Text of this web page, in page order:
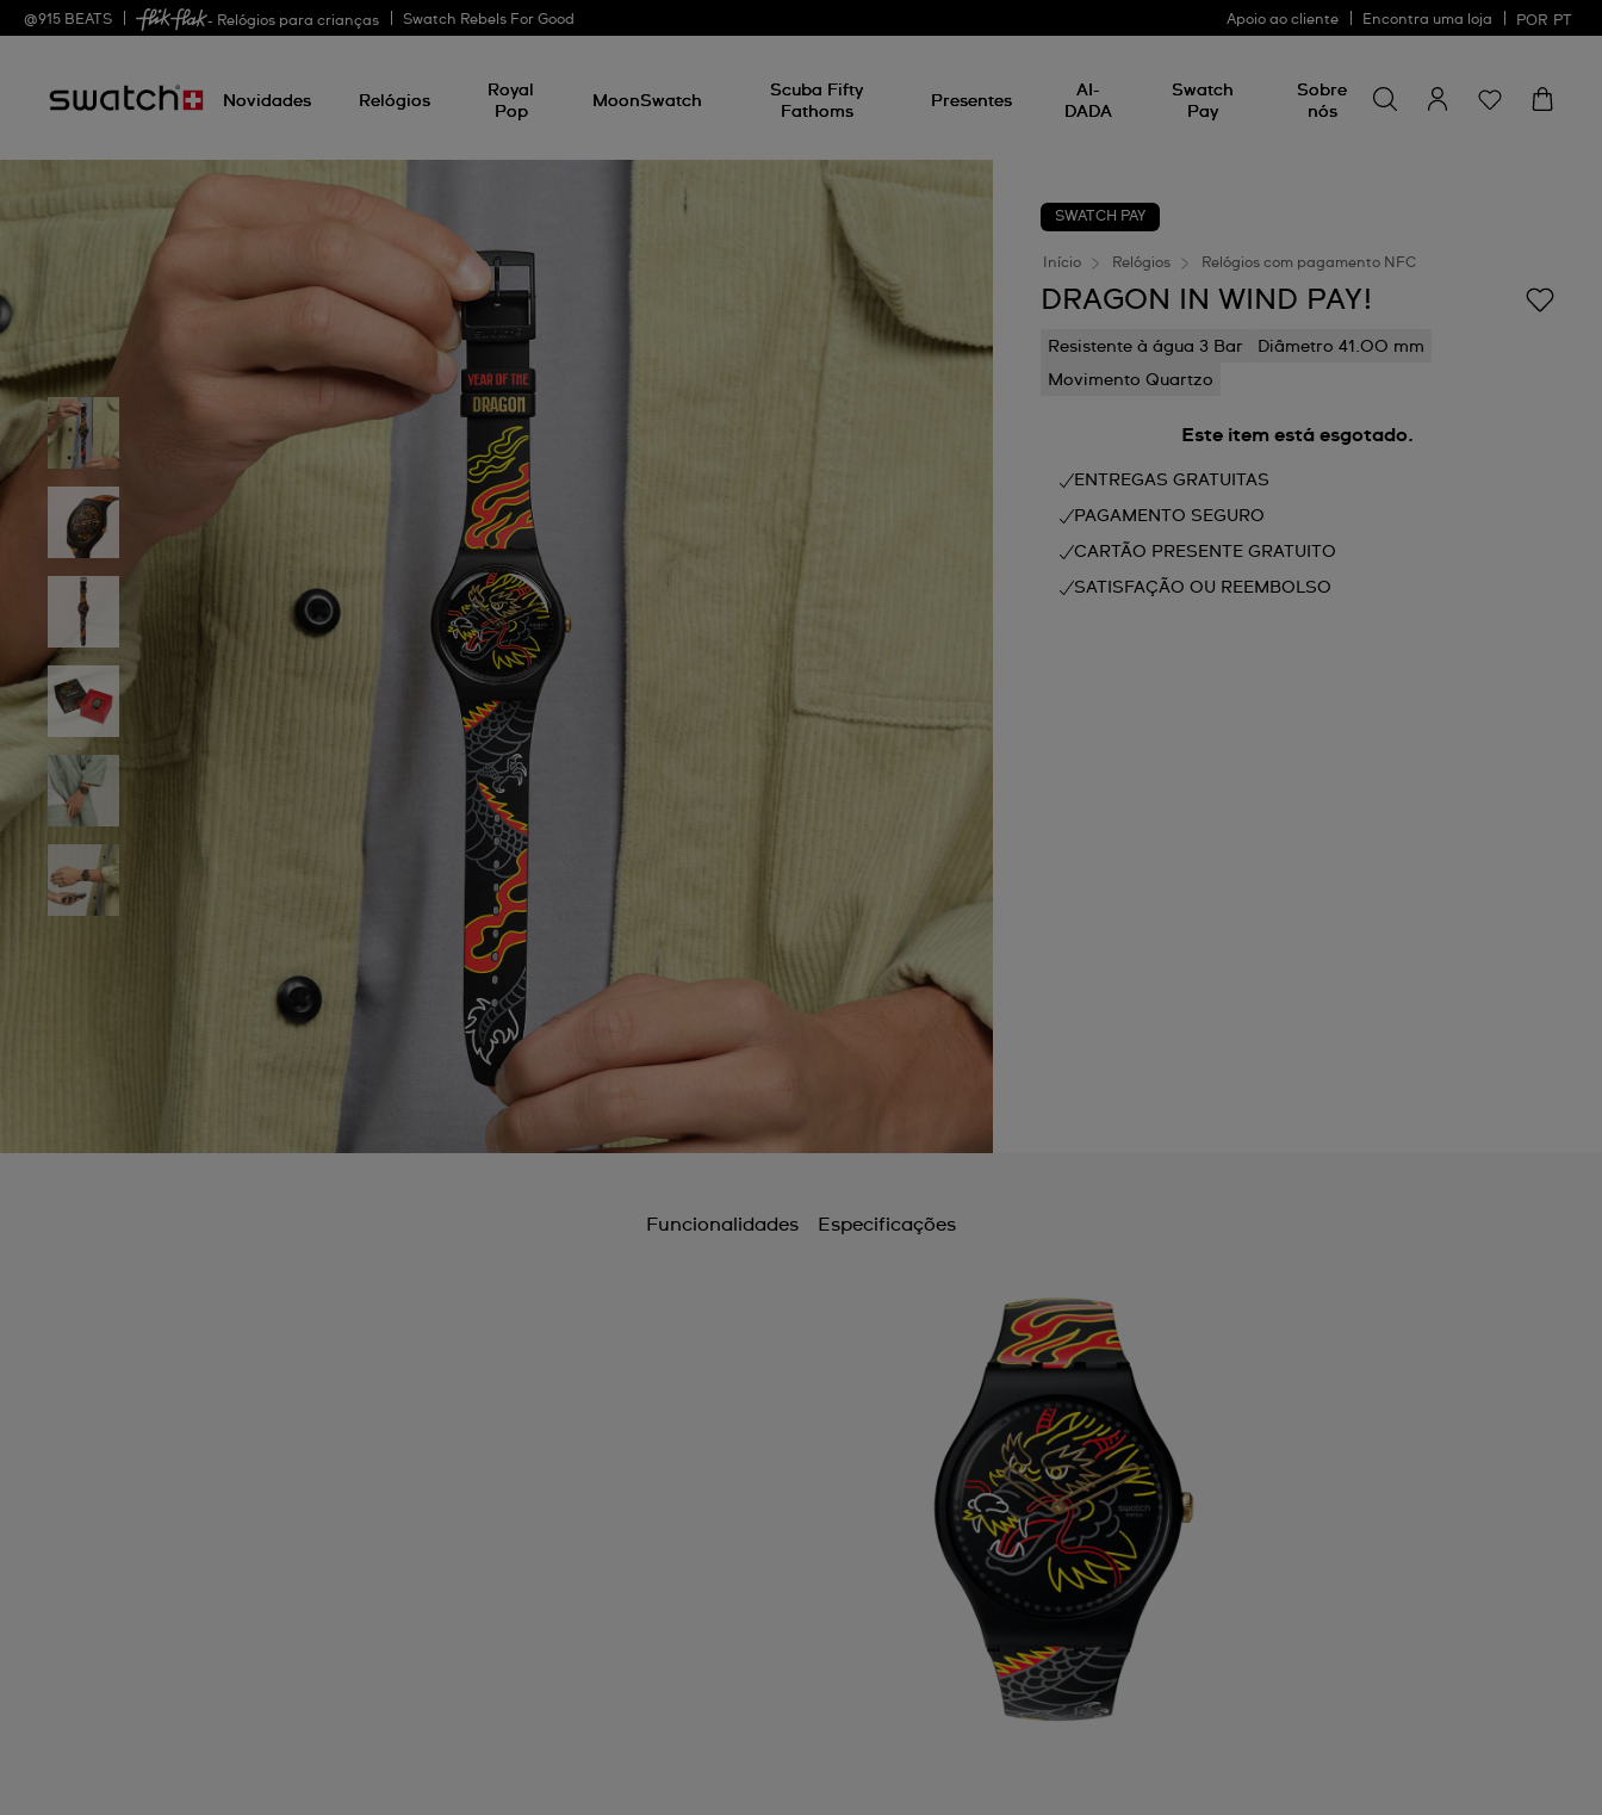
@915 BEATS - Relógios para crianças Swatch Rebels For Good Apoio ao cliente Encontra uma loja POR PT
Novidades Relógios
Royal
Pop
MoonSwatch
Scuba Fifty
Fathoms
Presentes
AI-
DADA
Swatch
Pay
Sobre
nós
por
algo
SWATCH PAY
Início Relógios Relógios com pagamento NFC
DRAGON IN WIND PAY!
Resistente à água 3 Bar
Diâmetro 41.00 mm
Movimento Quartzo
Este item está esgotado.
ENTREGAS GRATUITAS
PAGAMENTO SEGURO
CARTÃO PRESENTE GRATUITO
SATISFAÇÃO OU REEMBOLSO
Funcionalidades Especificações